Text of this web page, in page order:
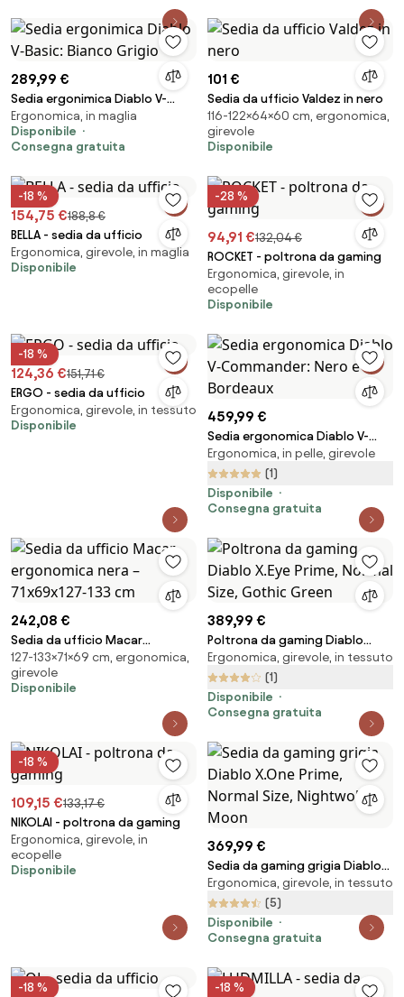
289,99 €
Sedia ergonimica Diablo V-
Basic: Bianco Grigio
Ergonomica, in maglia
Disponibile
Consegna gratuita
101 €
Sedia da ufficio Valdez in nero
116-122×64×60 cm, ergonomica,
girevole
Disponibile
-18 %
154,75 €188,8 €
BELLA - sedia da ufficio
Ergonomica, girevole, in maglia
Disponibile
-28 %
94,91 €132,04 €
ROCKET - poltrona da gaming
Ergonomica, girevole, in
ecopelle
Disponibile
-18 %
124,36 €151,71 €
ERGO - sedia da ufficio
Ergonomica, girevole, in tessuto
Disponibile
459,99 €
Sedia ergonomica Diablo V-
Commander: Nero e Bordeaux
Ergonomica, in pelle, girevole
(1)
Disponibile
Consegna gratuita
242,08 €
Sedia da ufficio Macar
ergonomica nera – 71x69x127-
133 cm
127-133×71×69 cm, ergonomica,
girevole
Disponibile
389,99 €
Poltrona da gaming Diablo
X.Eye Prime, Normal Size, Gothic
Green
Ergonomica, girevole, in tessuto
(1)
Disponibile
Consegna gratuita
-18 %
109,15 €133,17 €
NIKOLAI - poltrona da gaming
Ergonomica, girevole, in
ecopelle
Disponibile
369,99 €
Sedia da gaming grigia Diablo
X.One Prime, Normal Size,
Nightwolf Moon
Ergonomica, girevole, in tessuto
(5)
Disponibile
Consegna gratuita
-18 % -18 %